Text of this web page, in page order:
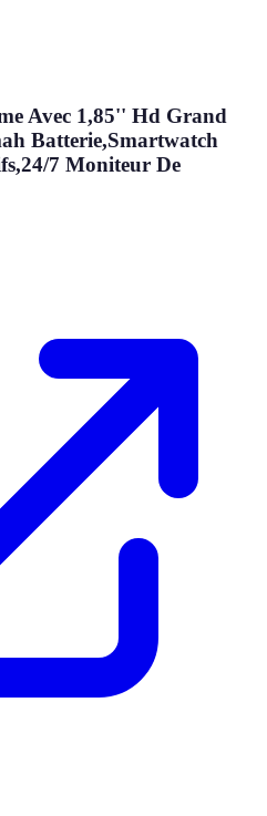
Avec 1,85'' Hd Grand
Batterie,Smartwatch
7 Moniteur De